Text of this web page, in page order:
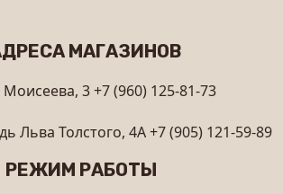
МАГАЗИНОВ
3+7 (960) 125-81-73
Льва Толстого, 4А+7 (905) 121-59-89
РЕЖИМ РАБОТЫ